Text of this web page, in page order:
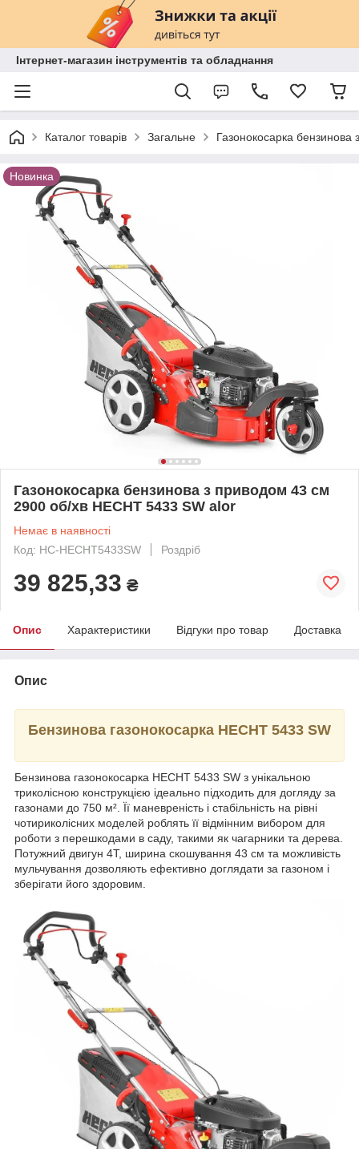
Інтернет-магазин інструментів та обладнання
Каталог товарів Загальне Газонокосарка
Новинка
Газонокосарка бензинова з приводом 43 см
2900 об/хв HECHT 5433 SW alor
Немає в наявності
Код: HC-HECHT5433SW
Роздріб
39 825,33 ₴
Опис Характеристики Відгуки про товар Доставка
Опис
Бензинова газонокосарка HECHT 5433 SW
Бензинова газонокосарка HECHT 5433 SW з унікальною
триколісною конструкцією ідеально підходить для догляду за
газонами до 750 м². Її маневреність і стабільність на рівні
чотириколісних моделей роблять її відмінним вибором для
роботи з перешкодами в саду, такими як чагарники та дерева.
Потужний двигун 4T, ширина скошування 43 см та можливість
мульчування дозволяють ефективно доглядати за газоном і
зберігати його здоровим.